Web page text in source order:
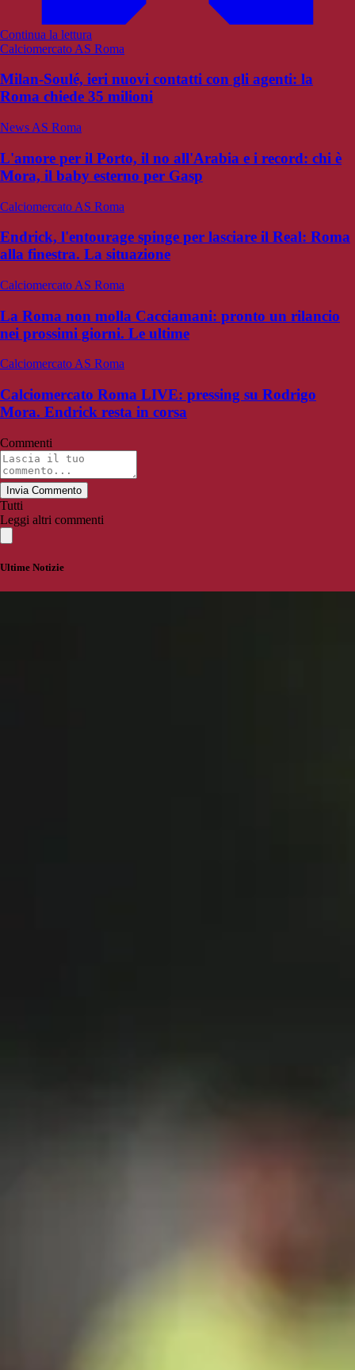
Continua la lettura
Calciomercato AS Roma
Milan-Soulé, ieri nuovi contatti con gli agenti: la
Roma chiede 35 milioni
News AS Roma
L'amore per il Porto, il no all'Arabia e i record: chi è
Mora, il baby esterno per Gasp
Calciomercato AS Roma
Endrick, l'entourage spinge per lasciare il Real: Roma
alla finestra. La situazione
Calciomercato AS Roma
La Roma non molla Cacciamani: pronto un rilancio
nei prossimi giorni. Le ultime
Calciomercato AS Roma
Calciomercato Roma LIVE: pressing su Rodrigo
Mora. Endrick resta in corsa
Commenti
Invia Commento
Tutti
Leggi altri commenti
Ultime Notizie